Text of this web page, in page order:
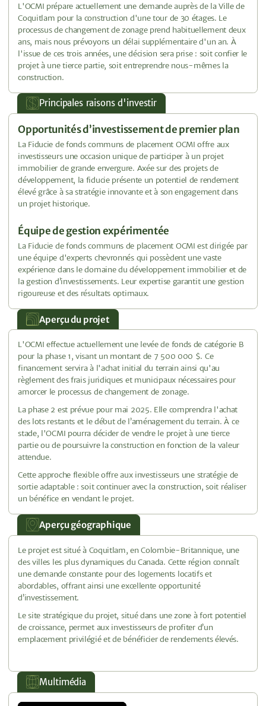
L'OCMI prépare actuellement une demande auprès de la Ville de
Coquitlam pour la construction d'une tour de 30 étages. Le
processus de changement de zonage prend habituellement deux
ans, mais nous prévoyons un délai supplémentaire d'un an. À
l'issue de ces trois années, une décision sera prise : soit confier le
projet à une tierce partie, soit entreprendre nous-mêmes la
construction.
Principales raisons d'investir
Opportunités d’investissement de premier plan
La Fiducie de fonds communs de placement OCMI offre aux
investisseurs une occasion unique de participer à un projet
immobilier de grande envergure. Axée sur des projets de
développement, la fiducie présente un potentiel de rendement
élevé grâce à sa stratégie innovante et à son engagement dans
un projet historique.
Équipe de gestion expérimentée
La Fiducie de fonds communs de placement OCMI est dirigée par
une équipe d'experts chevronnés qui possèdent une vaste
expérience dans le domaine du développement immobilier et de
la gestion d’investissements. Leur expertise garantit une gestion
rigoureuse et des résultats optimaux.
Aperçu du projet
L'OCMI effectue actuellement une levée de fonds de catégorie B
pour la phase 1, visant un montant de 7 500 000 $. Ce
financement servira à l'achat initial du terrain ainsi qu'au
règlement des frais juridiques et municipaux nécessaires pour
amorcer le processus de changement de zonage.
La phase 2 est prévue pour mai 2025. Elle comprendra l'achat
des lots restants et le début de l’aménagement du terrain. À ce
stade, l'OCMI pourra décider de vendre le projet à une tierce
partie ou de poursuivre la construction en fonction de la valeur
attendue.
Cette approche flexible offre aux investisseurs une stratégie de
sortie adaptable : soit continuer avec la construction, soit réaliser
un bénéfice en vendant le projet.
Aperçu géographique
Le projet est situé à Coquitlam, en Colombie-Britannique, une
des villes les plus dynamiques du Canada. Cette région connaît
une demande constante pour des logements locatifs et
abordables, offrant ainsi une excellente opportunité
d’investissement.
Le site stratégique du projet, situé dans une zone à fort potentiel
de croissance, permet aux investisseurs de profiter d’un
emplacement privilégié et de bénéficier de rendements élevés.
Multimédia